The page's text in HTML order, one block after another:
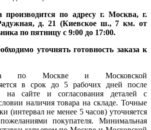
производится по адресу г. Москва, г.
д. 21 (Киевское ш., 7 км. от
по пятницу с 9:00 до 17:00.
уточнять готовность заказа к
по Москве и Московской
в срок до 5 рабочих дней после
на сайте и согласования деталей с
наличия товара на складе. Точные
(интервал не менее 5 часов) уточняется
покупателя. Минимальная